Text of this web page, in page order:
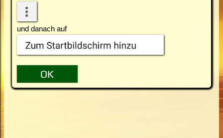
und danach auf